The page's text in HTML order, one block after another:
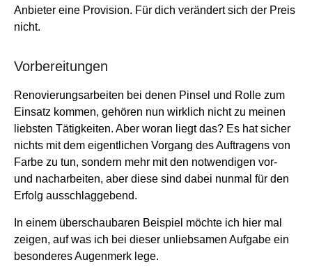
Anbieter eine Provision. Für dich verändert sich der Preis
nicht.
Vorbereitungen
Renovierungsarbeiten bei denen Pinsel und Rolle zum
Einsatz kommen, gehören nun wirklich nicht zu meinen
liebsten Tätigkeiten. Aber woran liegt das? Es hat sicher
nichts mit dem eigentlichen Vorgang des Auftragens von
Farbe zu tun, sondern mehr mit den notwendigen vor-
und nacharbeiten, aber diese sind dabei nunmal für den
Erfolg ausschlaggebend.
In einem überschaubaren Beispiel möchte ich hier mal
zeigen, auf was ich bei dieser unliebsamen Aufgabe ein
besonderes Augenmerk lege.